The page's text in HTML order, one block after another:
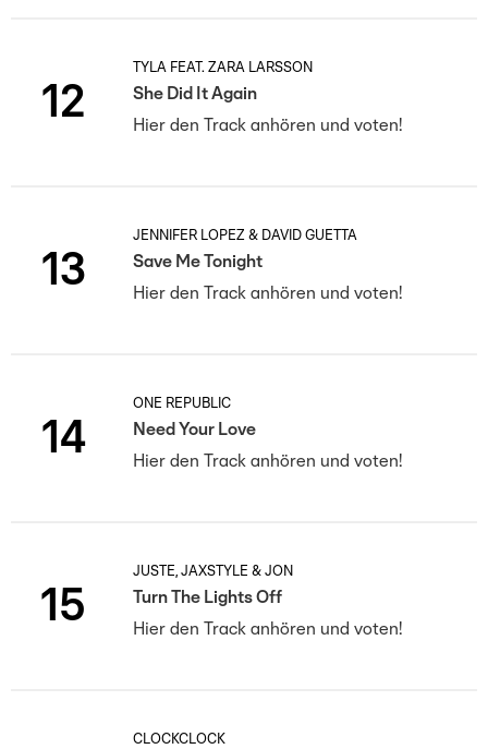
12
TYLA FEAT. ZARA LARSSON
She Did It Again
Hier den Track anhören und voten!
13
JENNIFER LOPEZ & DAVID GUETTA
Save Me Tonight
Hier den Track anhören und voten!
14
ONE REPUBLIC
Need Your Love
Hier den Track anhören und voten!
15
JUSTÈ, JAXSTYLE & JON
Turn The Lights Off
Hier den Track anhören und voten!
CLOCKCLOCK